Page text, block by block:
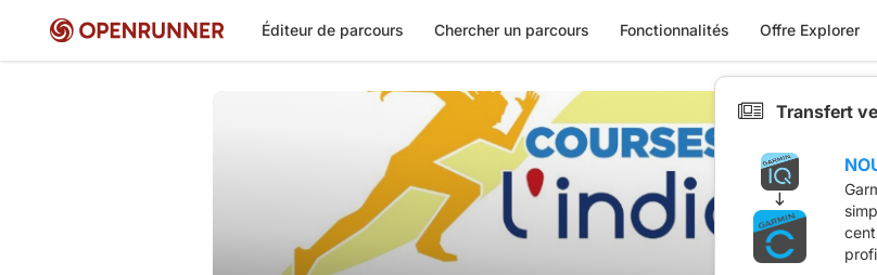
Éditeur de parcours Chercher un parcours Fonctionnalités Offre Explorer
Transfert